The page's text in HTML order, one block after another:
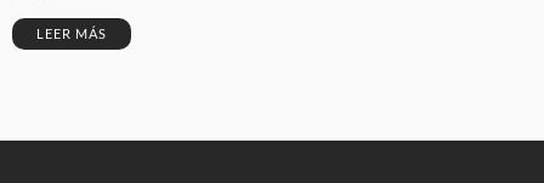
LEER MÁS